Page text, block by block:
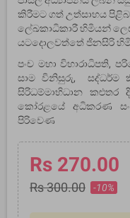
කිරීමට ගත් උත්සාහය
ලේඛකාධිකාරී හිමියන්
යටදොලවත්තේ ජිනසිරි
පංච මහා විහාරාධිපති,
සාම විනිසුරු, සද්ධර්ම
සිරිධම්මාභිධාන කළුතර
කෝරළයේ අධිකරණ
පිරිවෙණ
Rs 270.00
Rs 300.00 -10%